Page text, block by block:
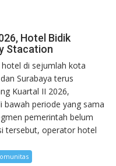
Hotel Bidik
Stacation
hotel di sejumlah kota
Surabaya terus
Kuartal II 2026,
bawah periode yang sama
pemerintah belum
tersebut, operator hotel